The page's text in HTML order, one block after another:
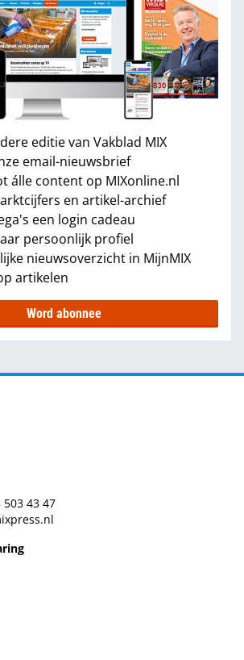
editie van Vakblad MIX
email-nieuwsbrief
álle content op MIXonline.nl
en artikel-archief
een login cadeau
persoonlijk profiel
nieuwsoverzicht in MijnMIX
artikelen
Word abonnee
503 43 47